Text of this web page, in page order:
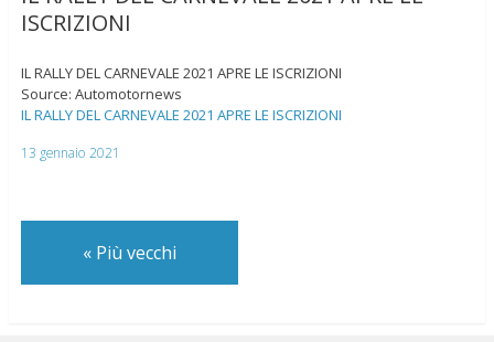
ISCRIZIONI
IL RALLY DEL CARNEVALE 2021 APRE LE ISCRIZIONI
Source: Automotornews
IL RALLY DEL CARNEVALE 2021 APRE LE ISCRIZIONI
13 gennaio 2021
«Più vecchi